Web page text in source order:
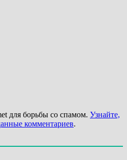
для борьбы со спамом. Узнайте,
комментариев.